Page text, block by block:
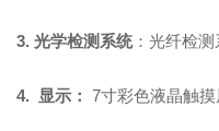
3. 光学检测系统：光纤检测
4. 显示： 7寸彩色液晶触摸